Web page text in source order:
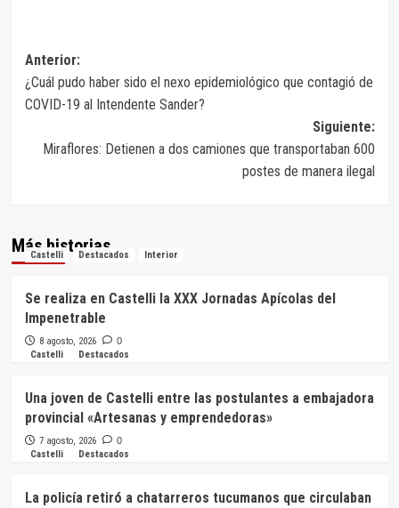
Navegación
de
Anterior:
¿Cuál pudo haber sido el nexo epidemiológico que contagió de
COVID-19 al Intendente Sander?
Siguiente:
Miraflores: Detienen a dos camiones que transportaban 600
postes de manera ilegal
Más historias
Castelli Destacados Interior
Se realiza en Castelli la XXX Jornadas Apícolas del
Impenetrable
8 agosto, 2026 0
Castelli Destacados
Una joven de Castelli entre las postulantes a embajadora
provincial «Artesanas y emprendedoras»
7 agosto, 2026 0
Castelli Destacados
La policía retiró a chatarreros tucumanos que circulaban